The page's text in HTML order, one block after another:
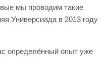
мы проводим такие
Универсиада в 2013 году
определённый опыт уже